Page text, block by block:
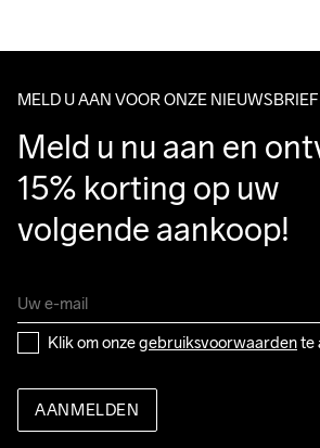
MELD U AAN VOOR ONZE NIEUWSBRIEF
Meld u nu aan en
15% korting op uw
volgende aankoop!
Klik om onze gebruiksvoorwaarden te
AANMELDEN